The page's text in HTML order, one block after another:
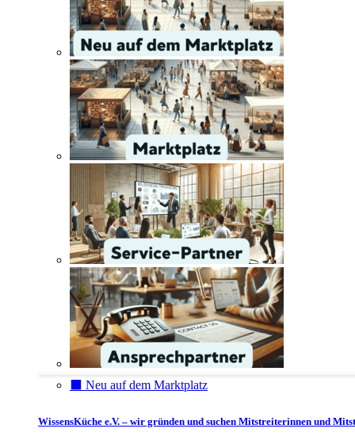
⬛️ Neu auf dem Marktplatz
WissensKüche e.V. – wir gründen und suchen Mitstreiterinnen und